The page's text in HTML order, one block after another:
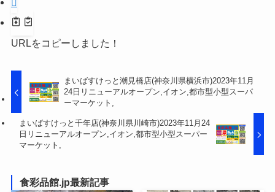
URLをコピーしました！
まいばすけっと潮見橋店(神奈川県横浜市)2023年11月
24日リニューアルオープン,イオン,都市型小型スーパ
ーマーケット,
まいばすけっと千年店(神奈川県川崎市)2023年11月24
日リニューアルオープン,イオン,都市型小型スーパー
マーケット,
食彩品館.jp最新記事